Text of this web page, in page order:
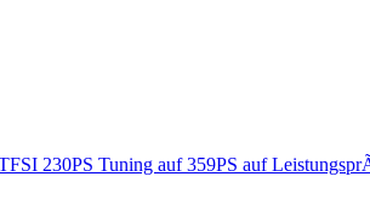
230PS Tuning auf 359PS auf